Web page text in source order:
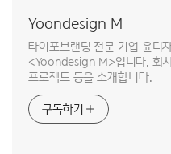
Yoondesign M
타이포브랜딩 전문 기업 윤디
<Yoondesign M>입니다. 회
프로젝트 등을 소개합니다.
구독하기